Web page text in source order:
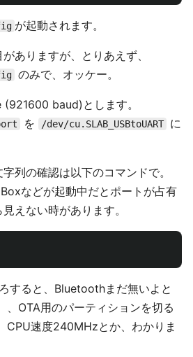
が起動されます。
ありますが、とりあえず、
のみで、オッケー。
baud)とします。
を /dev/cu.SLAB_USBtoUART
に
列の確認は以下のコマンドで。
などが起動中だとポートが占有
えない時があります。
すると、Bluetoothまだ無いよと
OTA用のパーティションを切る
CPU速度240MHzとか、わかりま